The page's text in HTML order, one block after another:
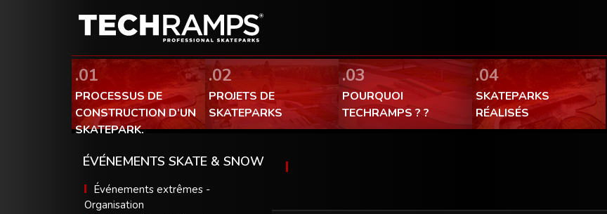
.01
PROCESSUS DE
CONSTRUCTION D’UN
SKATEPARK.
.02
PROJETS DE
SKATEPARKS
.03
POURQUOI
TECHRAMPS ? ?
.04
SKATEPARKS
RÉALISÉS
ÉVÉNEMENTS SKATE & SNOW
Événements extrêmes -
Organisation